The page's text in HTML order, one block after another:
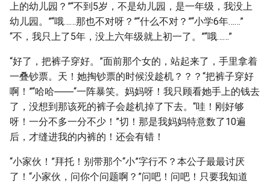
上的幼儿园？”“不到5岁，不是幼儿园，是一年级，我没上
幼儿园。”“哦……那也不对呀？”“什么不对？”“小学6年……”
“不，我只上了5年，没上六年级就上初一了。”“哦……”
“好了，把裤子穿好。”面前那个女的，站起来了，手里拿着
一叠钞票。天！她掏钞票的时候没趁机？？？“把裤子穿好
啊！”“哈哈――“一阵暴笑。妈妈呀！我只顾看她手上的钱去
了，没想到那该死的裤子会趁机掉了下去。“哇！刚好够
呀！一分不多一分不少！”切！那是我妈妈特意数了10遍
后，才缝进我的内裤的！还会有错！
“小家伙！”拜托！别带那个“小”字行不？本公子最最讨厌
了！“小家伙，问你个问题啊？”问吧！问吧！只要我知道